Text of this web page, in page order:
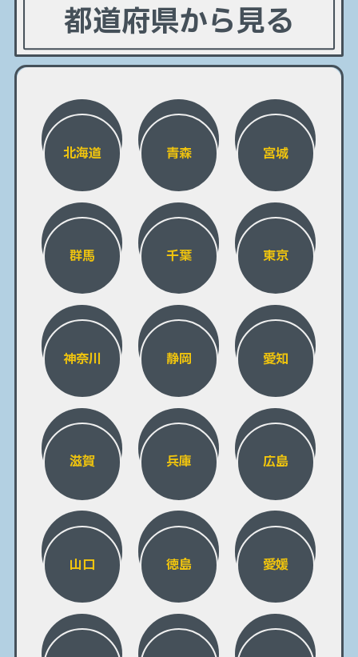
都道府県から見る
北海道 青森 宮城
群馬 千葉 東京
神奈川 静岡 愛知
滋賀 兵庫 広島
山口 徳島 愛媛